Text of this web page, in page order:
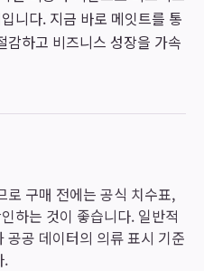
니다. 지금 바로 메잇트를 통
감하고 비즈니스 성장을 가속
로 구매 전에는 공식 치수표,
하는 것이 좋습니다. 일반적
공공 데이터의 의류 표시 기준
.